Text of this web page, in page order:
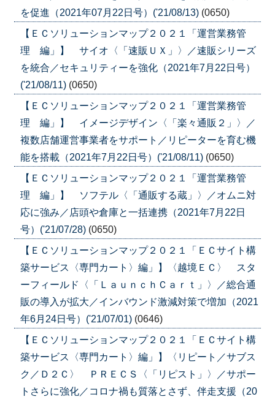
を促進（2021年07月22日号）('21/08/13) (0650)
【ＥＣソリューションマップ２０２１「運営業務管
理 編」】 サイオ〈「速販ＵＸ」〉／速販シリーズ
を統合／セキュリティーを強化（2021年7月22日号）
('21/08/11) (0650)
【ＥＣソリューションマップ２０２１「運営業務管
理 編」】 イメージデザイン〈「楽々通販２」〉／
複数店舗運営事業者をサポート／リピーターを育む機
能を搭載（2021年7月22日号）('21/08/11) (0650)
【ＥＣソリューションマップ２０２１「運営業務管
理 編」】 ソフテル〈「通販する蔵」〉／オムニ対
応に強み／店頭や倉庫と一括連携（2021年7月22日
号）('21/07/28) (0650)
【ＥＣソリューションマップ２０２１「ＥＣサイト構
築サービス〈専門カート〉編」】〈越境ＥＣ〉 スタ
ーフィールド〈「ＬａｕｎｃｈＣａｒｔ」〉／総合通
販の導入が拡大／インバウンド激減対策で増加（2021
年6月24日号）('21/07/01) (0646)
【ＥＣソリューションマップ２０２１「ＥＣサイト構
築サービス〈専門カート〉編」】〈リピート／サブス
ク／Ｄ２Ｃ〉 ＰＲＥＣＳ〈「リピスト」〉／サポー
トさらに強化／コロナ禍も質落とさず、伴走支援（20